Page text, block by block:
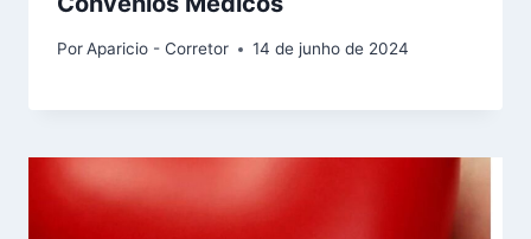
PorAparicio - Corretor 14 de junho de 2024